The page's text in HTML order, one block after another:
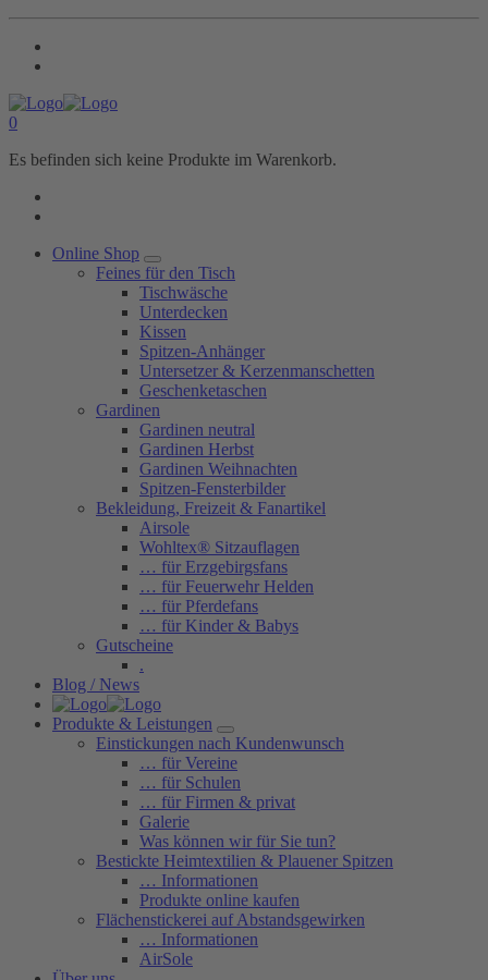
0
Es befinden sich keine Produkte im Warenkorb.
Online Shop
Feines für den Tisch
Tischwäsche
Unterdecken
Kissen
Spitzen-Anhänger
Untersetzer & Kerzenmanschetten
Geschenketaschen
Gardinen
Gardinen neutral
Gardinen Herbst
Gardinen Weihnachten
Spitzen-Fensterbilder
Bekleidung, Freizeit & Fanartikel
Airsole
Wohltex® Sitzauflagen
… für Erzgebirgsfans
… für Feuerwehr Helden
… für Pferdefans
… für Kinder & Babys
Gutscheine
.
Blog / News
Produkte & Leistungen
Einstickungen nach Kundenwunsch
… für Vereine
… für Schulen
… für Firmen & privat
Galerie
Was können wir für Sie tun?
Bestickte Heimtextilien & Plauener Spitzen
… Informationen
Produkte online kaufen
Flächenstickerei auf Abstandsgewirken
… Informationen
AirSole